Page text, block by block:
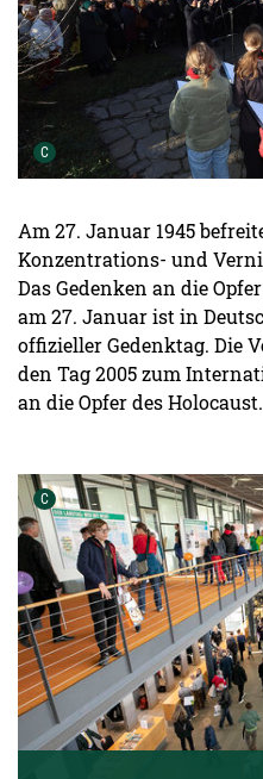
C Urheber der Grafik:
Am 27. Januar 1945
Konzentrations- und
Das Gedenken an die
am 27. Januar ist in
offizieller Gedenktag. Die
den Tag 2005 zum
an die Opfer des Holocaust.
C Urheber der Grafik: